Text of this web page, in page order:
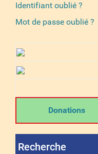
Identifiant oublié ?
Mot de passe oublié ?
Donations
Recherche